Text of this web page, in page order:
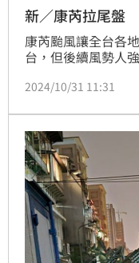
新／康芮拉尾盤
康芮颱風讓全台各
台，但後續風勢人
記者莊淇鈞／台北報
2024/10/31 11:31